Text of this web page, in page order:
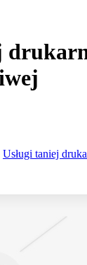
Usługi taniej